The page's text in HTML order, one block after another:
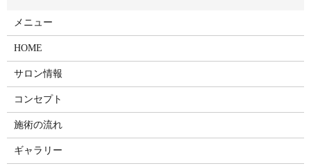
メニュー
HOME
サロン情報
コンセプト
施術の流れ
ギャラリー